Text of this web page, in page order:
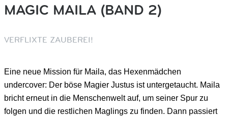
MAGIC MAILA (BAND 2)
VERFLIXTE ZAUBEREI!
Eine neue Mission für Maila, das Hexenmädchen
undercover: Der böse Magier Justus ist untergetaucht. Maila
bricht erneut in die Menschenwelt auf, um seiner Spur zu
folgen und die restlichen Maglings zu finden. Dann passiert